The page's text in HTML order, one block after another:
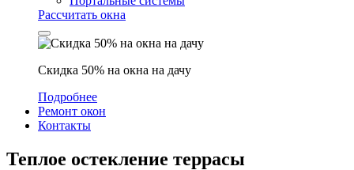
Рассчитать окна
Скидка 50% на окна на дачу
Подробнее
Ремонт окон
Контакты
Теплое остекление террасы